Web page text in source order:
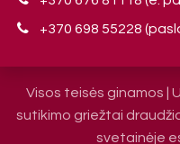
+370 698 55228
Visos teisės ginamos |
sutikimo griežtai
svetainėje